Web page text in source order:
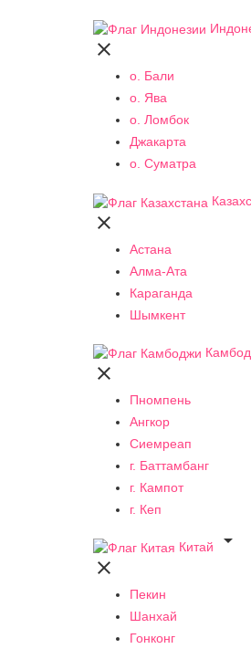

о. Бали
о. Ява
о. Ломбок
Джакарта
о. Суматра

Астана
Алма-Ата
Караганда
Шымкент

Пномпень
Ангкор
Сиемреап
г. Баттамбанг
г. Кампот
г. Кеп
Китай


Пекин
Шанхай
Гонконг